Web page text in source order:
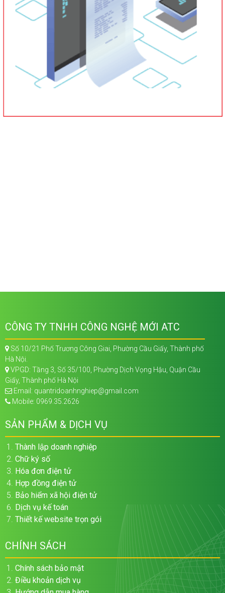
CÔNG TY TNHH CÔNG NGHỆ MỚI ATC
Số 10/21 Phố Trương Công Giai, Phường Cầu Giấy, Thành phố
Hà Nội.
VPGD: Tầng 3, Số 35/100, Phường Dịch Vọng Hậu, Quận Cầu
Giấy, Thành phố Hà Nội
Email: quantridoanhnghiep@gmail.com
Mobile: 0969.35.2626
SẢN PHẨM & DỊCH VỤ
Thành lập doanh nghiệp
Chữ ký số
Hóa đơn điện tử
Hợp đồng điện tử
Bảo hiểm xã hội điện tử
Dịch vụ kế toán
Thiết kế website trọn gói
CHÍNH SÁCH
Chính sách bảo mật
Điều khoản dịch vụ